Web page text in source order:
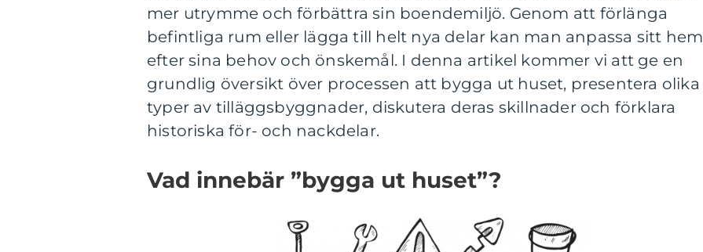
mer utrymme och förbättra sin boendemiljö. Genom att förlänga
befintliga rum eller lägga till helt nya delar kan man anpassa sitt hem
efter sina behov och önskemål. I denna artikel kommer vi att ge en
grundlig översikt över processen att bygga ut huset, presentera olika
typer av tilläggsbyggnader, diskutera deras skillnader och förklara
historiska för- och nackdelar.
Vad innebär ”bygga ut huset”?